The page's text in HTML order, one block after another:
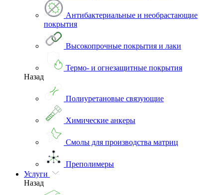
Антибактериальные и необрастающие
покрытия
Высокопрочные покрытия и лаки
Термо- и огнезащитные покрытия
Назад
Полиуретановые связующие
Химические анкеры
Смолы для производства матриц
Преполимеры
Услуги
Назад